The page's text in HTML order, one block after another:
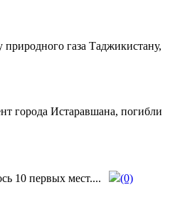
природного газа Таджикистану,
города Истаравшана, погибли
10 первых мест....
(0)